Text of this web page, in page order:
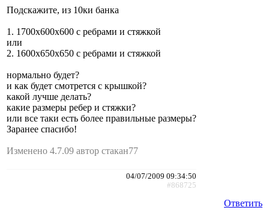
Подскажите, из 10ки банка
1. 1700х600х600 с ребрами и стяжкой
или
2. 1600х650х650 с ребрами и стяжкой
нормально будет?
и как будет смотрется с крышкой?
какой лучше делать?
какие размеры ребер и стяжки?
или все таки есть более правильные размеры?
Заранее спасибо!
Изменено 4.7.09 автор стакан77
04/07/2009 09:34:50
#868725
Ответить